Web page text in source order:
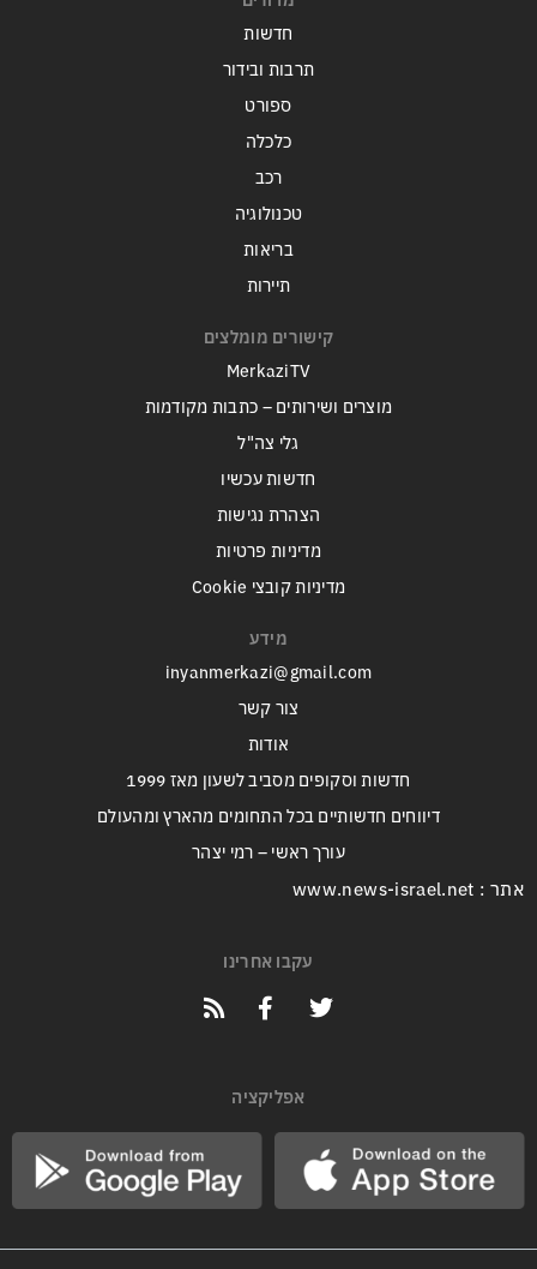
חדשות
תרבות ובידור
ספורט
כלכלה
רכב
טכנולוגיה
בריאות
תיירות
קישורים מומלצים
MerkaziTV
מוצרים ושירותים – כתבות מקודמות
גלי צה"ל
חדשות עכשיו
הצהרת נגישות
מדיניות פרטיות
מדיניות קובצי Cookie
מידע
inyanmerkazi@gmail.com
צור קשר
אודות
חדשות וסקופים מסביב לשעון מאז 1999
דיווחים חדשותיים בכל התחומים מהארץ ומהעולם
עורך ראשי – רמי יצהר
אתר : www.news-israel.net
עקבו אחרינו
אפליקציה